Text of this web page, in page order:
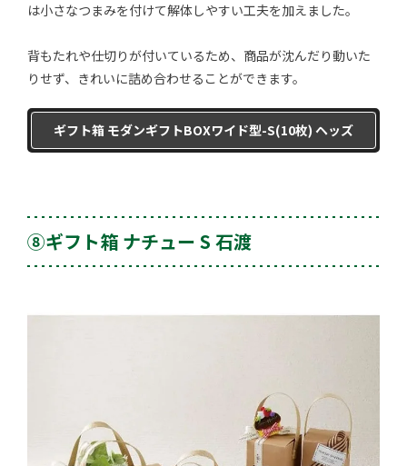
は小さなつまみを付けて解体しやすい工夫を加えました。
背もたれや仕切りが付いているため、商品が沈んだり動いた
りせず、きれいに詰め合わせることができます。
ギフト箱 モダンギフトBOXワイド型-S(10枚) ヘッズ
⑧ギフト箱 ナチュー S 石渡